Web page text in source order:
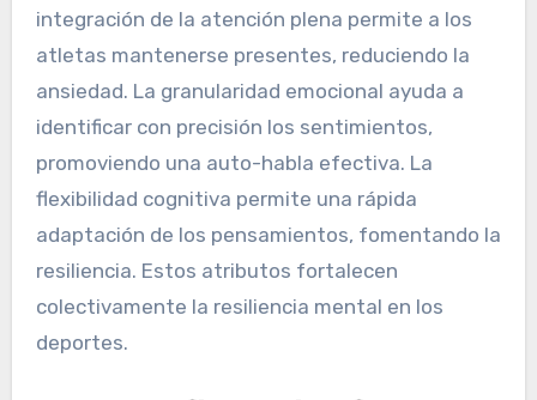
integración de la atención plena permite a los
atletas mantenerse presentes, reduciendo la
ansiedad. La granularidad emocional ayuda a
identificar con precisión los sentimientos,
promoviendo una auto-habla efectiva. La
flexibilidad cognitiva permite una rápida
adaptación de los pensamientos, fomentando la
resiliencia. Estos atributos fortalecen
colectivamente la resiliencia mental en los
deportes.